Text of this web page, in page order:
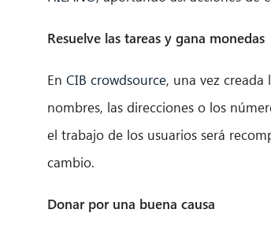
Resuelve las tareas y gana monedas
En CIB crowdsource, una vez
nombres, las direcciones o los
el trabajo de los usuarios será
cambio.
Donar por una buena causa